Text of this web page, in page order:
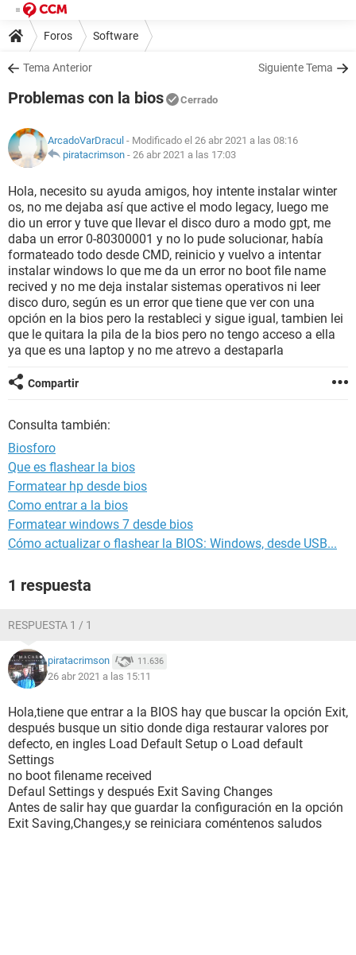
Foros Software
Tema Anterior Siguiente Tema
Problemas con la bios Cerrado
ArcadoVarDracul - Modificado el 26 abr 2021 a las 08:16
piratacrimson - 26 abr 2021 a las 17:03
Hola, necesito su ayuda amigos, hoy intente instalar winter
os, no me dejaba así que active el modo legacy, luego me
dio un error y tuve que llevar el disco duro a modo gpt, me
daba un error 0-80300001 y no lo pude solucionar, había
formateado todo desde CMD, reinicio y vuelvo a intentar
instalar windows lo que me da un error no boot file name
recived y no me deja instalar sistemas operativos ni leer
disco duro, según es un error que tiene que ver con una
opción en la bios pero la restableci y sigue igual, tambien lei
que le quitara la pila de la bios pero no tengo acceso a ella
ya que es una laptop y no me atrevo a destaparla
Compartir
Consulta también:
Biosforo
Que es flashear la bios
Formatear hp desde bios
Como entrar a la bios
Formatear windows 7 desde bios
Cómo actualizar o flashear la BIOS: Windows, desde USB...
1 respuesta
RESPUESTA 1 / 1
piratacrimson 11.636
26 abr 2021 a las 15:11
Hola,tiene que entrar a la BIOS hay que buscar la opción Exit,
después busque un sitio donde diga restaurar valores por
defecto, en ingles Load Default Setup o Load default
Settings
no boot filename received
Defaul Settings y después Exit Saving Changes
Antes de salir hay que guardar la configuración en la opción
Exit Saving,Changes,y se reiniciara coméntenos saludos